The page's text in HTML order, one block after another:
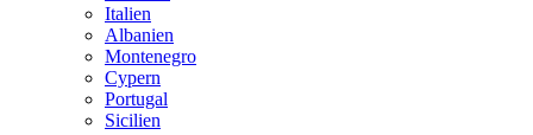
Italien
Albanien
Montenegro
Cypern
Portugal
Sicilien